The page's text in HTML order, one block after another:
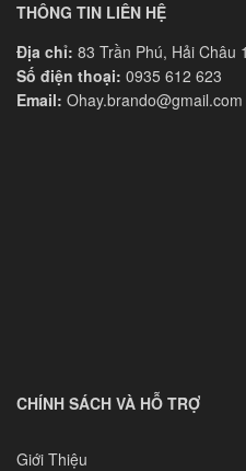
THÔNG TIN LIÊN HỆ
Địa chỉ: 83 Trần Phú, Hải Châu
Số điện thoại: 0935 612 623
Email: Ohay.brando@gmail.com
CHÍNH SÁCH VÀ HỖ TRỢ
Giới Thiệu